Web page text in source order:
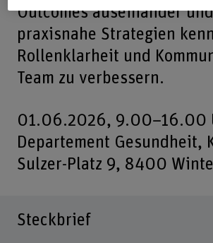
Outcomes auseinander
praxisnahe Strategien
Rollenklarheit und
Team zu verbessern.
01.06.2026, 9.00–16.00
Departement Gesundheit,
Sulzer-Platz 9, 8400
Steckbrief